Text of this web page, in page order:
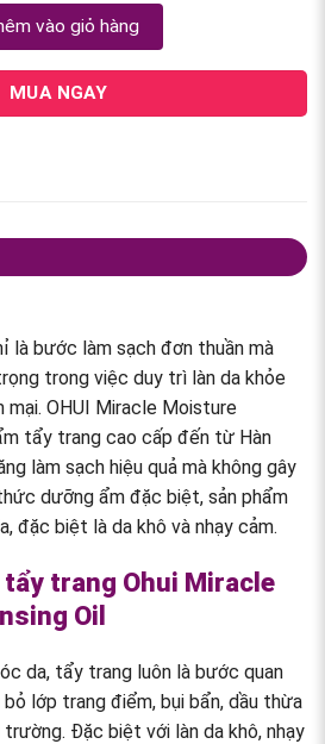
Moisture Cleansing Oil quantity
vào giỏ hàng
MUA NGAY
là bước làm sạch đơn thuần mà
trong việc duy trì làn da khỏe
mại. OHUI Miracle Moisture
tẩy trang cao cấp đến từ Hàn
làm sạch hiệu quả mà không gây
dưỡng ẩm đặc biệt, sản phẩm
đặc biệt là da khô và nhạy cảm.
tẩy trang Ohui Miracle
Oil
da, tẩy trang luôn là bước quan
lớp trang điểm, bụi bẩn, dầu thừa
Đặc biệt với làn da khô, nhạy